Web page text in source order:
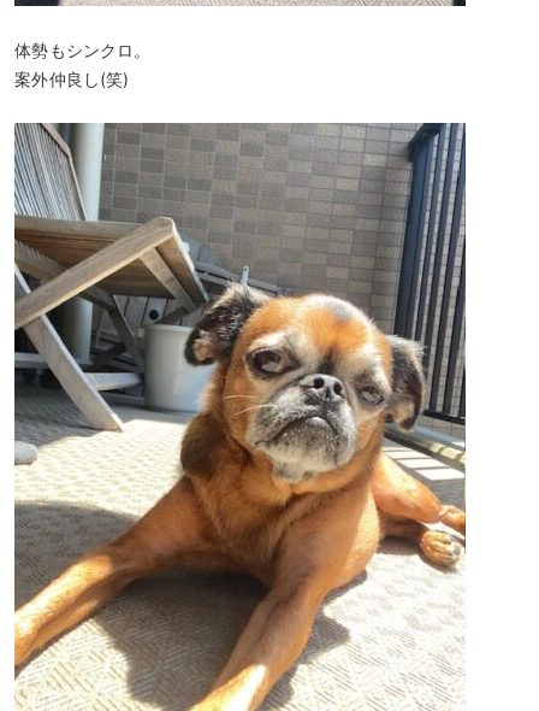
体勢もシンクロ。
案外仲良し(笑)